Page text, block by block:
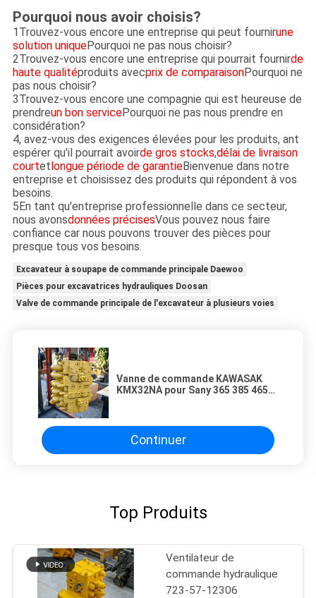
Pourquoi nous avoir choisis?
1Trouvez-vous encore une entreprise qui peut fournirune
solution uniquePourquoi ne pas nous choisir?
2Trouvez-vous encore une entreprise qui pourrait fournirde
haute qualitéproduits avecprix de comparaisonPourquoi ne
pas nous choisir?
3Trouvez-vous encore une compagnie qui est heureuse de
prendreun bon servicePourquoi ne pas nous prendre en
considération?
4, avez-vous des exigences élevées pour les produits, ant
espérer qu'il pourrait avoirde gros stocks,délai de livraison
courtetlongue période de garantieBienvenue dans notre
entreprise et choisissez des produits qui répondent à vos
besoins.
5En tant qu'entreprise professionnelle dans ce secteur,
nous avonsdonnées précisesVous pouvez nous faire
confiance car nous pouvons trouver des pièces pour
presque tous vos besoins.
Excavateur à soupape de commande principale Daewoo
Pièces pour excavatrices hydrauliques Doosan
Valve de commande principale de l'excavateur à plusieurs voies
Vanne de commande KAWASAK
KMX32NA pour Sany 365 385 465
terrassement
Continuer
Top Produits
Ventilateur de
commande hydraulique
723-57-12306